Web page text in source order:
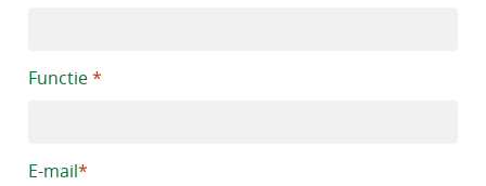
Functie
E-mail